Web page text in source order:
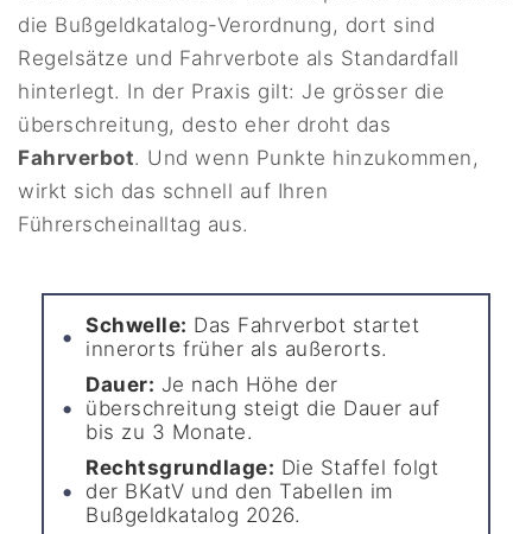
die Bußgeldkatalog-Verordnung, dort sind
Regelsätze und Fahrverbote als Standardfall
hinterlegt. In der Praxis gilt: Je grösser die
überschreitung, desto eher droht das
Fahrverbot. Und wenn Punkte hinzukommen,
wirkt sich das schnell auf Ihren
Führerscheinalltag aus.
Schwelle: Das Fahrverbot startet
innerorts früher als außerorts.
Dauer: Je nach Höhe der
überschreitung steigt die Dauer auf
bis zu 3 Monate.
Rechtsgrundlage: Die Staffel folgt
der BKatV und den Tabellen im
Bußgeldkatalog 2026.